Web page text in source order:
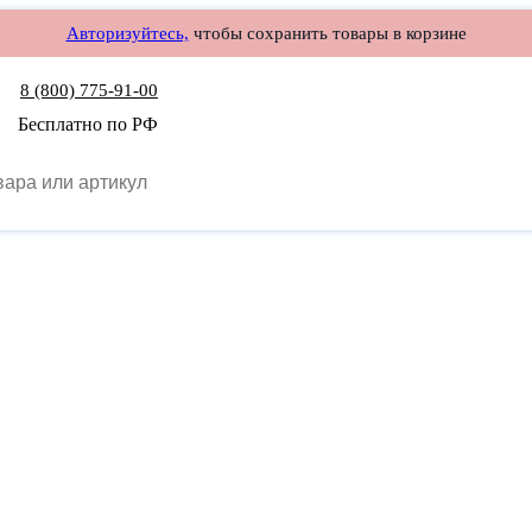
Авторизуйтесь, чтобы сохранить товары в корзине
8 (800) 775-91-00
Бесплатно по РФ